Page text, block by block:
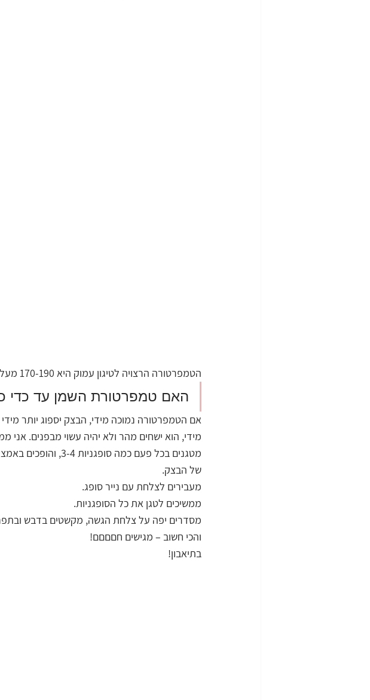
הטמפרטורה הרצויה לטיגון עמוק היא 170-190 מעלות.
האם טמפרטורת השמן עד כדי
אם הטמפרטורה נמוכה מידי, הבצק יספוג יותר
מידי, הוא ישחים מהר ולא יהיה עשוי מבפנים.
מטגנים בכל פעם כמה
של הבצק.
מעבירים לצלחת עם נייר סופג.
ממשיכים לטגן את כל הסופגניות.
מסדרים יפה על צלחת הגשה, מקשטים בדבש
והכי חשוב – מגישים חםםםם!
בתיאבון!